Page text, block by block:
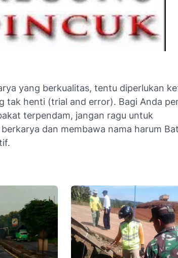
yang berkualitas, tentu diperlukan
tak henti (trial and error). Bagi Anda
terpendam, jangan ragu untuk
dan membawa nama harum